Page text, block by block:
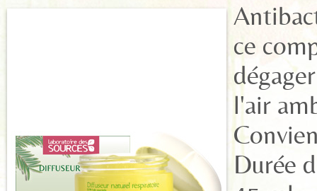
ce
l'air
Durée